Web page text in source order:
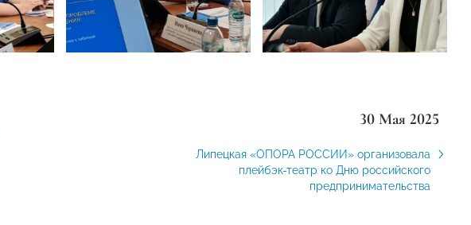
30 Мая 2025
Липецкая «ОПОРА РОССИИ» организовала
плейбэк-театр ко Дню российского
предпринимательства